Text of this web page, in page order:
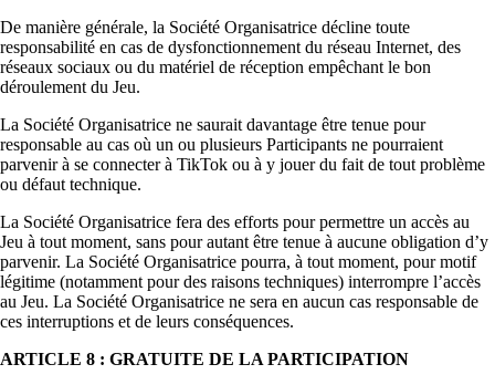
De manière générale, la Société Organisatrice décline toute
responsabilité en cas de dysfonctionnement du réseau Internet, des
réseaux sociaux ou du matériel de réception empêchant le bon
déroulement du Jeu.
La Société Organisatrice ne saurait davantage être tenue pour
responsable au cas où un ou plusieurs Participants ne pourraient
parvenir à se connecter à TikTok ou à y jouer du fait de tout problème
ou défaut technique.
La Société Organisatrice fera des efforts pour permettre un accès au
Jeu à tout moment, sans pour autant être tenue à aucune obligation d’y
parvenir. La Société Organisatrice pourra, à tout moment, pour motif
légitime (notamment pour des raisons techniques) interrompre l’accès
au Jeu. La Société Organisatrice ne sera en aucun cas responsable de
ces interruptions et de leurs conséquences.
ARTICLE 8 : GRATUITE DE LA PARTICIPATION